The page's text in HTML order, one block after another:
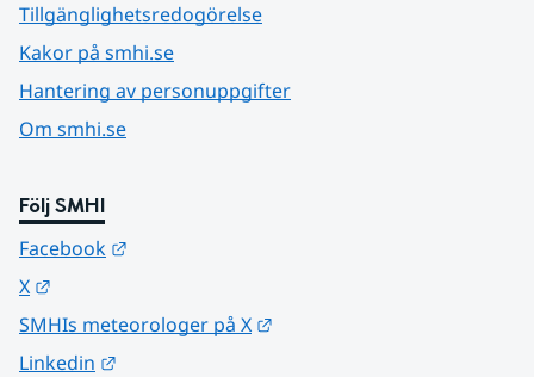
Tillgänglighetsredogörelse
Kakor på smhi.se
Hantering av personuppgifter
Om smhi.se
Följ SMHI
Facebook
X
SMHIs meteorologer på X
Linkedin